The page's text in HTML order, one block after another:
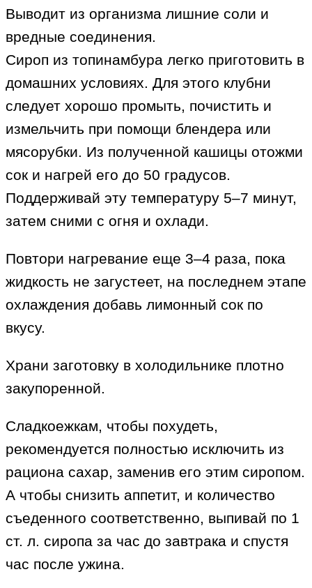
Выводит из организма лишние соли и
вредные соединения.
Сироп из топинамбура легко приготовить в
домашних условиях. Для этого клубни
следует хорошо промыть, почистить и
измельчить при помощи блендера или
мясорубки. Из полученной кашицы отожми
сок и нагрей его до 50 градусов.
Поддерживай эту температуру 5–7 минут,
затем сними с огня и охлади.
Повтори нагревание еще 3–4 раза, пока
жидкость не загустеет, на последнем этапе
охлаждения добавь лимонный сок по
вкусу.
Храни заготовку в холодильнике плотно
закупоренной.
Сладкоежкам, чтобы похудеть,
рекомендуется полностью исключить из
рациона сахар, заменив его этим сиропом.
А чтобы снизить аппетит, и количество
съеденного соответственно, выпивай по 1
ст. л. сиропа за час до завтрака и спустя
час после ужина.